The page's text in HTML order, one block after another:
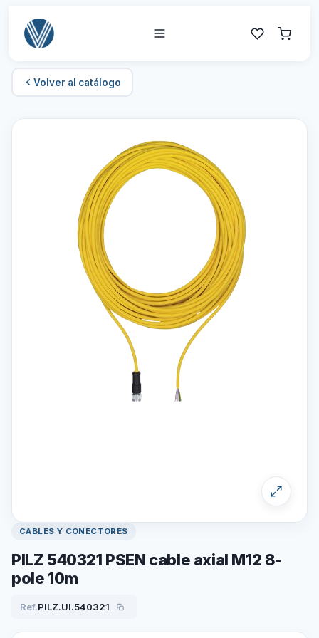
Volver al catálogo
CABLES Y CONECTORES
PILZ 540321 PSEN cable axial M12 8-
pole 10m
Ref.PILZ.UI.540321